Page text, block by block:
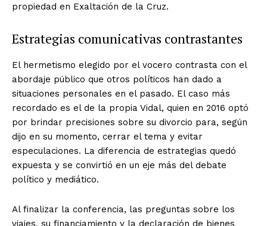
propiedad en Exaltación de la Cruz.
Estrategias comunicativas contrastantes
El hermetismo elegido por el vocero contrasta con el
abordaje público que otros políticos han dado a
situaciones personales en el pasado. El caso más
recordado es el de la propia Vidal, quien en 2016 optó
por brindar precisiones sobre su divorcio para, según
dijo en su momento, cerrar el tema y evitar
especulaciones. La diferencia de estrategias quedó
expuesta y se convirtió en un eje más del debate
político y mediático.
Al finalizar la conferencia, las preguntas sobre los
viajes, su financiamiento y la declaración de bienes